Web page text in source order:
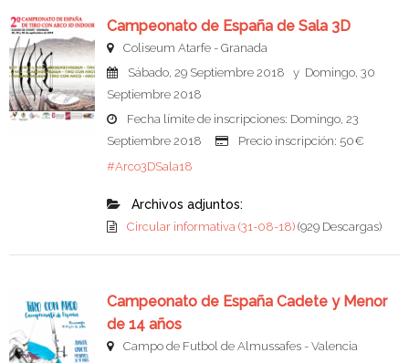
Campeonato de España de Sala 3D
Coliseum Atarfe - Granada
Sábado, 29 Septiembre 2018 y Domingo, 30
Septiembre 2018
Fecha límite de inscripciones: Domingo, 23
Septiembre 2018
Precio inscripción: 50€
#Arco3DSala18
Archivos adjuntos:
Circular informativa (31-08-18) (929 Descargas)
Campeonato de España Cadete y Menor
de 14 años
Campo de Futbol de Almussafes - Valencia